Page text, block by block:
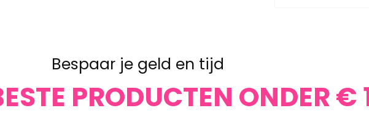
Bespaar je geld en tijd
PRODUCTEN ONDER €